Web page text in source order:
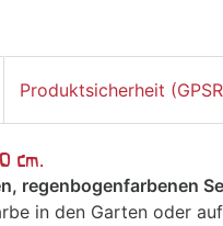
Produktsicherheit
cm.
regenbogenfarbenen
in den Garten oder